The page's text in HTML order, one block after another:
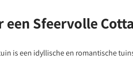
een Sfeervolle
is een idyllische en romantische